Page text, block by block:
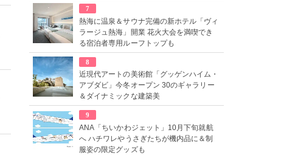
7
熱海に温泉＆サウナ完備の新ホテル「ヴィ
ラージュ熱海」開業 花火大会を満喫でき
る宿泊者専用ルーフトップも
8
近現代アートの美術館「グッゲンハイム・
アブダビ」今冬オープン 30のギャラリー
＆ダイナミックな建築美
9
ANA「ちいかわジェット」10月下旬就航
へ ハチワレやうさぎたちが機内品に＆制
服姿の限定グッズも